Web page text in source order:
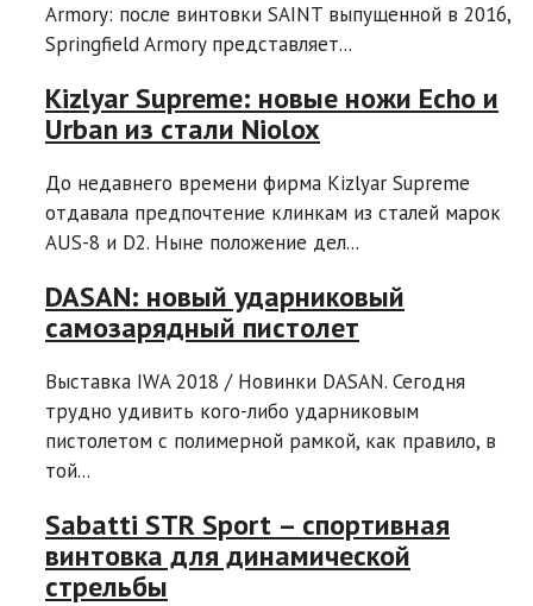
Armory: после винтовки SAINT выпущенной в 2016,
Springfield Armory представляет...
Kizlyar Supreme: новые ножи Echo и
Urban из стали Niolox
До недавнего времени фирма Kizlyar Supreme
отдавала предпочтение клинкам из сталей марок
AUS-8 и D2. Ныне положение дел...
DASAN: новый ударниковый
самозарядный пистолет
Выставка IWA 2018 / Новинки DASAN. Сегодня
трудно удивить кого-либо ударниковым
пистолетом с полимерной рамкой, как правило, в
той...
Sabatti STR Sport – спортивная
винтовка для динамической
стрельбы